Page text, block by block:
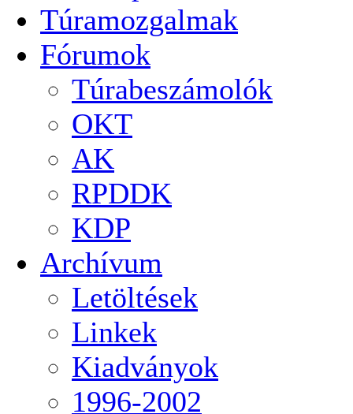
Túramozgalmak
Fórumok
Túrabeszámolók
OKT
AK
RPDDK
KDP
Archívum
Letöltések
Linkek
Kiadványok
1996-2002